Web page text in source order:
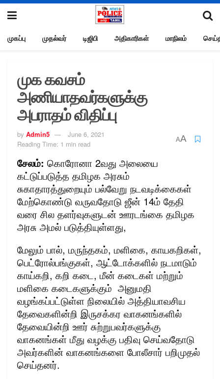
முகப்பு முதல்வர் டிஜிபி அதிகாரிகள் மாநிலம்
முக கவசம்
அணியாதவர்களுக்கு
அபராதம் விதிப்பு
by Admin5
June 6, 2021
Reading Time: 1 min read
AA
சேலம்: கொரோனா 2வது அலையை
கட்டுப்படுத்த தமிழக அரசும்
சுகாதாரத்துறையும் பல்வேறு நடவடிக்கைகள்
மேற்கொண்டு வருவதோடு ஜீன் 14ம் தேதி
வரை சில தளர்வுகளுடன் ஊரடங்கை தமிழக
அரசு அமல் படுத்தியுள்ளது,
மேலும் பால், மருந்தகம், மளிகை, காயகறிகள்,
பெட்ரோல்பங்குகள், ஆட்டோக்களில் நடமாடும்
காய்கறி, கறி கடை, மீன் கடைகள் மற்றும்
மளிகை கடைகளுக்கும் அனுமதி
வழங்கப்பட்டுள்ள நிலையில் அத்தியாவசிய
தேவைகளின்றி இருசக்கர வாகனங்களில்
தேவையின்றி ஊர் சுற்றுபவர்களுக்கு
வாகனங்கள் மீது வழக்கு பதிவு செய்வதோடு
அவர்களின் வாகனங்களை போலீசார் பறிமுதல்
செய்தனர்.